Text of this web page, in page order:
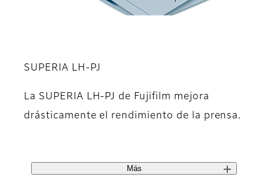
SUPERIA LH-PJ
La SUPERIA LH-PJ de Fujifilm mejora
drásticamente el rendimiento de la prensa.
Más